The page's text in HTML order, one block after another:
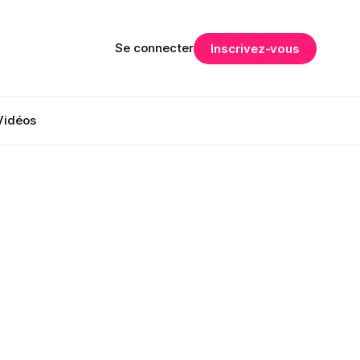
Se connecter Inscrivez-vous